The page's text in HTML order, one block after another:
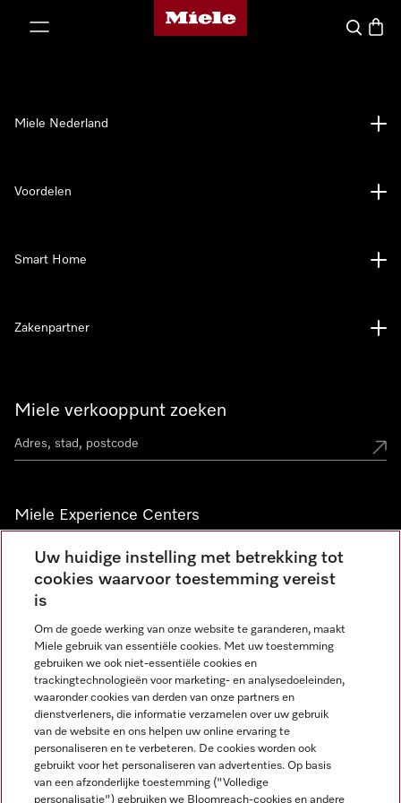
Homepage van Miele
Wat zoek
Miele verkooppunt zoeken
Miele Experience Centers
Vind jouw Miele Experience Center
Nieuwsbrief
Miele Nederland
Voordelen
Smart Home
Zakenpartner
Miele op Instagram
Miele op Facebook
Miele op Youtube
Uw huidige instelling met betrekking tot
cookies waarvoor toestemming vereist
is
Om de goede werking van onze website te garanderen, maakt
Miele gebruik van essentiële cookies. Met uw toestemming
gebruiken we ook niet-essentiële cookies en
trackingtechnologieën voor marketing- en analysedoeleinden,
waaronder cookies van derden van onze partners en
dienstverleners, die informatie verzamelen over uw gebruik
van de website en ons helpen uw online ervaring te
personaliseren en te verbeteren. De cookies worden ook
gebruikt voor het personaliseren van advertenties. Op basis
van een afzonderlijke toestemming ("Volledige
personalisatie") gebruiken we Bloomreach-cookies en andere